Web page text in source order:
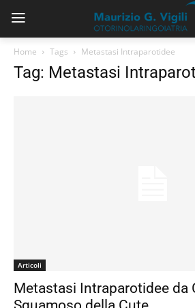
Home Tags Metastasi Intraparotidee
Tag: Metastasi
Articoli
Metastasi Intraparotidee da